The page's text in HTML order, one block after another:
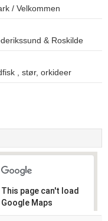
/ Velkommen
& Roskilde
, stør, orkideer
This page can't load
Google Maps
correctly.